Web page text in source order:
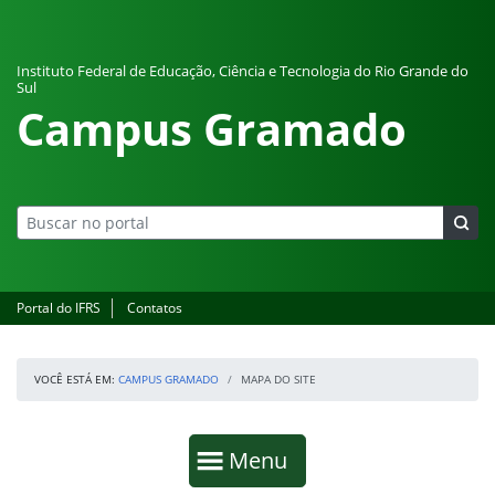
Instituto Federal de Educação, Ciência e Tecnologia do Rio Grande do
Sul
Campus Gramado
Portal do IFRS Contatos
VOCÊ ESTÁ EM: CAMPUS GRAMADO MAPA DO SITE
Mostrar
Menu